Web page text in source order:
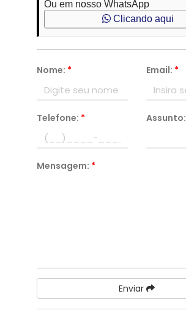
Ou em nosso WhatsApp
Clicando aqui
Nome: * Email: *
Telefone: * Assunto:
Mensagem: *
Enviar